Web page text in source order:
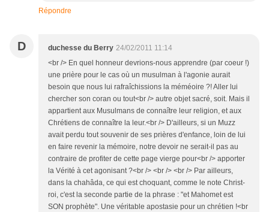
Répondre
D duchesse du Berry 24/02/2011 11:14
<br /> En quel honneur devrions-nous apprendre (par coeur !)
une prière pour le cas où un musulman à l'agonie aurait
besoin que nous lui rafraîchissions la méméoire ?! Aller lui
chercher son coran ou tout<br /> autre objet sacré, soit. Mais il
appartient aux Musulmans de connaître leur religion, et aux
Chrétiens de connaître la leur.<br /> D'ailleurs, si un Muzz
avait perdu tout souvenir de ses prières d'enfance, loin de lui
en faire revenir la mémoire, notre devoir ne serait-il pas au
contraire de profiter de cette page vierge pour<br /> apporter
la Vérité à cet agonisant ?<br /> <br /> <br /> Par ailleurs,
dans la chahâda, ce qui est choquant, comme le note Christ-
roi, c'est la seconde partie de la phrase : "et Mahomet est
SON prophète". Une véritable apostasie pour un chrétien !<br